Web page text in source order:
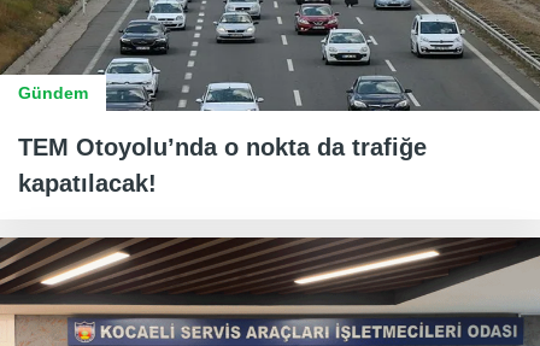
Gündem
TEM Otoyolu’nda o nokta da trafiğe
kapatılacak!